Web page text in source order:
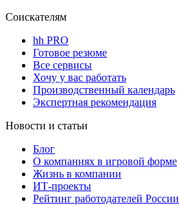
Соискателям
hh PRO
Готовое резюме
Все сервисы
Хочу у вас работать
Производственный календарь
Экспертная рекомендация
Новости и статьи
Блог
О компаниях в игровой форме
Жизнь в компании
ИТ-проекты
Рейтинг работодателей России